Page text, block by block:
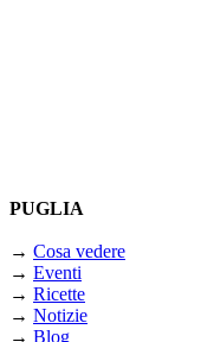
PUGLIA
→ Cosa vedere
→ Eventi
→ Ricette
→ Notizie
→ Blog